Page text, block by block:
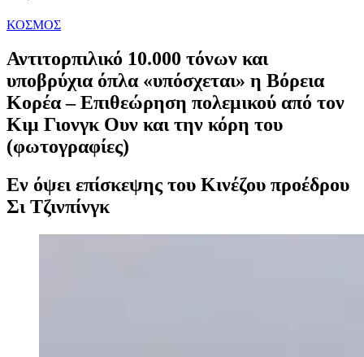
ΚΟΣΜΟΣ
Αντιτορπιλικό 10.000 τόνων και
υποβρύχια όπλα «υπόσχεται» η Βόρεια
Κορέα – Επιθεώρηση πολεμικού από τον
Κιμ Γιονγκ Ουν και την κόρη του
(φωτογραφίες)
Εν όψει επίσκεψης του Κινέζου προέδρου
Σι Τζινπίνγκ